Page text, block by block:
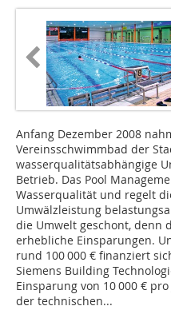
Anfang Dezember 2008
Vereinsschwimmbad der
wasserqualitätsabhängige
Betrieb. Das Pool
Wasserqualität und regelt
Umwälzleistung
die Umwelt geschont, denn
erhebliche Einsparungen.
rund 100 000 € ­finanziert
Siemens Building
Einsparung von 10 000 €
der technischen...